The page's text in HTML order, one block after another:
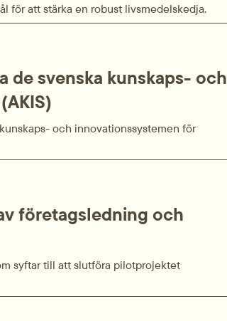
för att stärka en robust livsmedelskedja.
de svenska kunskaps- och
och innovationssystemen för
företagsledning och
syftar till att slutföra pilotprojektet